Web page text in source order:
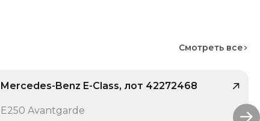
Смотреть все
Mercedes-Benz E-Class, лот 42272468
E250 Avantgarde